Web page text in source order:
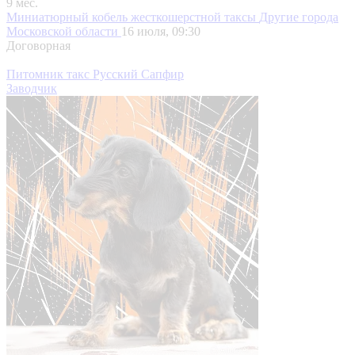
Миниатюрный кобель жесткошерстной таксы Другие города
Московской области 16 июля, 09:30
Договорная
Питомник такс Русский Сапфир
Заводчик